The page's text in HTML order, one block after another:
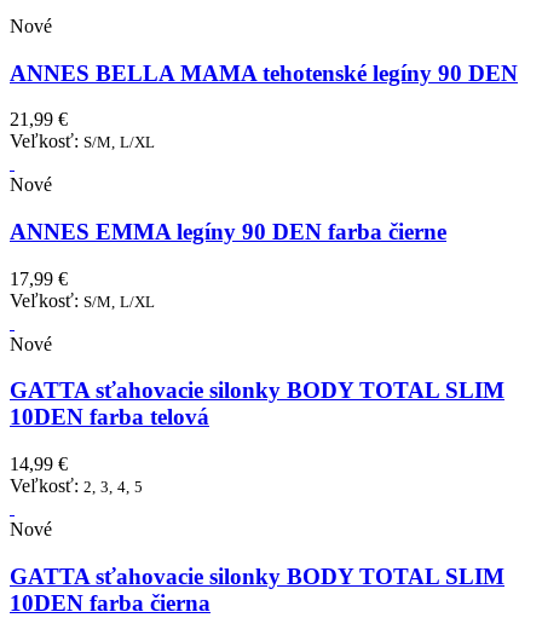
Nové
ANNES BELLA MAMA tehotenské legíny 90 DEN
21,99 €
Veľkosť: S/M, L/XL
Nové
ANNES EMMA legíny 90 DEN farba čierne
17,99 €
Veľkosť: S/M, L/XL
Nové
GATTA sťahovacie silonky BODY TOTAL SLIM
10DEN farba telová
14,99 €
Veľkosť: 2, 3, 4, 5
Nové
GATTA sťahovacie silonky BODY TOTAL SLIM
10DEN farba čierna